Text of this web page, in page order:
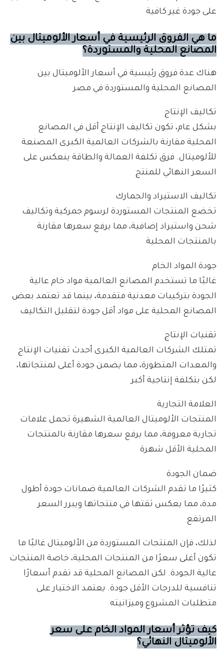
على جودة غير كافية
ما هي الفروق الرئيسية في أسعار الألوميتال بين
المصانع المحلية والمستوردة؟
هناك عدة فروق رئيسية في أسعار الألوميتال بين
المصانع المحلية والمستوردة في مصر
تكاليف الإنتاج
بشكل عام، تكون تكاليف الإنتاج أقل في المصانع
المحلية مقارنة بالشركات العالمية الكبرى المصنعة
للألوميتال. فرق تكلفة العمالة والطاقة ينعكس على
السعر النهائي للمنتج
تكاليف الاستيراد والجمارك
تخضع المنتجات المستوردة لرسوم جمركية وتكاليف
شحن واستيراد إضافية، مما يرفع سعرها مقارنة
بالمنتجات المحلية
جودة المواد الخام
غالبًا ما تستخدم المصانع العالمية مواد خام عالية
الجودة بتركيبات معدنية متقدمة، بينما قد تعتمد بعض
المصانع المحلية على مواد أقل جودة لتقليل التكاليف
تقنيات الإنتاج
تمتلك الشركات العالمية الكبرى أحدث تقنيات الإنتاج
والمعدات المتطورة، مما يضمن جودة أعلى لمنتجاتها،
لكن بتكلفة إنتاجية أكبر
العلامة التجارية
المنتجات الألوميتال العالمية الشهيرة تحمل علامات
تجارية معروفة، مما يرفع سعرها مقارنة بالمنتجات
المحلية الأقل شهرة
ضمان الجودة
كثيرًا ما تقدم الشركات العالمية ضمانات جودة أطول
مدة، مما يعكس ثقتها في منتجاتها ويبرر السعر
المرتفع
لذلك، فإن المنتجات المستوردة من الألوميتال غالبًا ما
تكون أغلى سعرًا من المنتجات المحلية، خاصة المنتجات
عالية الجودة. لكن المصانع المحلية قد تقدم أسعارًا
تنافسية للدرجات الأقل جودة. يعتمد الاختيار على
متطلبات المشروع وميزانيته
كيف تؤثر أسعار المواد الخام على سعر
الألوميتال النهائي؟